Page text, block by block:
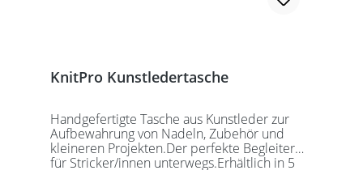
KnitPro Kunstledertasche
Handgefertigte Tasche aus Kunstleder zur
Aufbewahrung von Nadeln, Zubehör und
kleineren Projekten.Der perfekte Begleiter
für Stricker/innen unterwegs.Erhältlich in 5